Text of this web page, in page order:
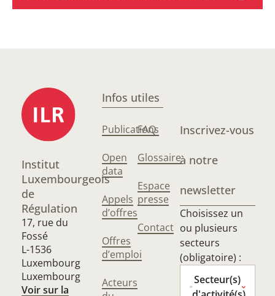
Institut
Luxembourgeois
de
Régulation
17, rue du
Fossé
L-1536
Luxembourg
Luxembourg
Voir sur la
Infos utiles
Publications
Open
data
Appels
d’offres
Offres
d’emploi
Acteurs
FAQ
Glossaire
Espace
presse
Contact
Inscrivez-vous
à notre
newsletter
Choisissez un
ou plusieurs
secteurs
(obligatoire) :
Secteur(s)